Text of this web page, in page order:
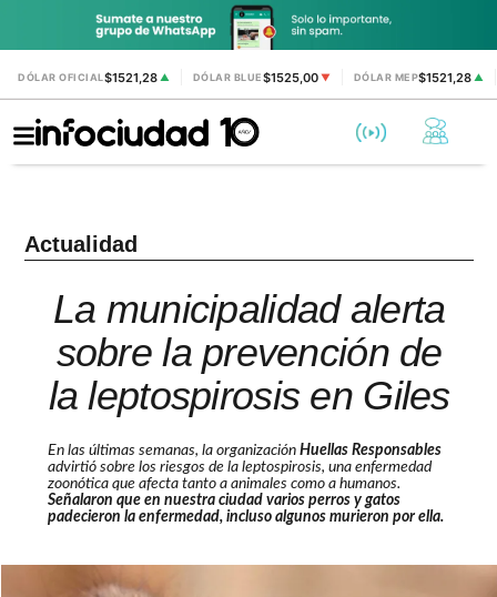
DÓLAR OFICIAL$1521,28 ▲ DÓLAR BLUE$1525,00 ▼ DÓLAR MEP$1521,28▲
Actualidad
La municipalidad alerta
sobre la prevención de
la leptospirosis en Giles
En las últimas semanas, la organizaciónHuellas Responsables
advirtió sobre los riesgos de la leptospirosis, una enfermedad
zoonótica que afecta tanto a animales como a humanos.
Señalaron que en nuestra ciudad varios perros y gatos
padecieron la enfermedad, incluso algunos murieron por ella.